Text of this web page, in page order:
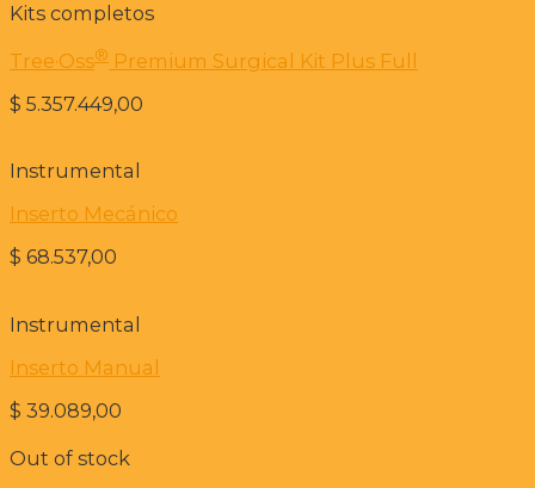
Kits completos
Tree·Oss®️ Premium Surgical Kit Plus Full
$ 5.357.449,00
Instrumental
Inserto Mecánico
$ 68.537,00
Instrumental
Inserto Manual
$ 39.089,00
Out of stock